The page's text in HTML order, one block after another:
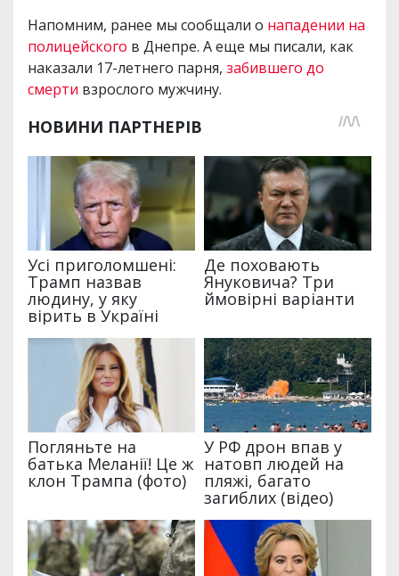
Напомним, ранее мы сообщали о нападении на
полицейского в Днепре. А еще мы писали, как
наказали 17-летнего парня, забившего до
смерти взрослого мужчину.